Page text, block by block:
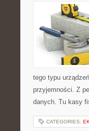
tego typu
przyjemności. Z
danych. Tu kasy
CATEGORIES: